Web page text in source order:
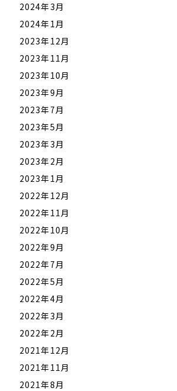
2024年3月
2024年1月
2023年12月
2023年11月
2023年10月
2023年9月
2023年7月
2023年5月
2023年3月
2023年2月
2023年1月
2022年12月
2022年11月
2022年10月
2022年9月
2022年7月
2022年5月
2022年4月
2022年3月
2022年2月
2021年12月
2021年11月
2021年8月